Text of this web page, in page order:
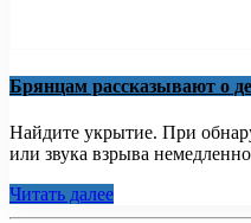
Брянцам рассказывают о
Найдите укрытие. При
или звука взрыва
Читать далее